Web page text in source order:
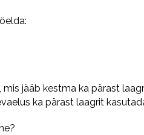
jääb kestma ka pärast
ka pärast laagrit